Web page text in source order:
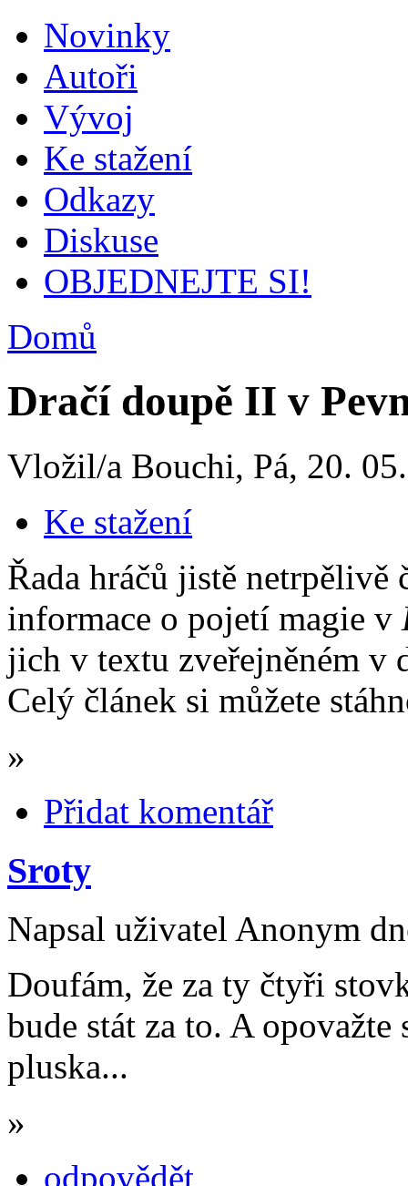
Novinky
Autoři
Vývoj
Ke stažení
Odkazy
Diskuse
OBJEDNEJTE SI!
Domů
Dračí doupě II v
Vložil/a Bouchi, Pá, 20.
Ke stažení
Řada hráčů jistě netrpělivě
informace o pojetí magie v
jich v textu zveřejněném v
Celý článek si můžete
»
Přidat komentář
Sroty
Napsal uživatel Anonym
Doufám, že za ty čtyři
bude stát za to. A
pluska...
»
odpovědět